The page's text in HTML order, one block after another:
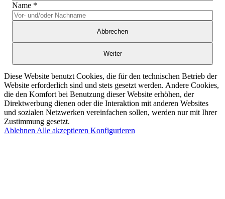
Name *
Abbrechen
Weiter
Diese Website benutzt Cookies, die für den technischen Betrieb der
Website erforderlich sind und stets gesetzt werden. Andere Cookies,
die den Komfort bei Benutzung dieser Website erhöhen, der
Direktwerbung dienen oder die Interaktion mit anderen Websites
und sozialen Netzwerken vereinfachen sollen, werden nur mit Ihrer
Zustimmung gesetzt.
Ablehnen Alle akzeptieren Konfigurieren